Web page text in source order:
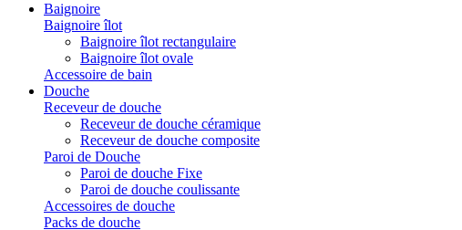
Baignoire
Baignoire îlot
Baignoire îlot rectangulaire
Baignoire îlot ovale
Accessoire de bain
Douche
Receveur de douche
Receveur de douche céramique
Receveur de douche composite
Paroi de Douche
Paroi de douche Fixe
Paroi de douche coulissante
Accessoires de douche
Packs de douche